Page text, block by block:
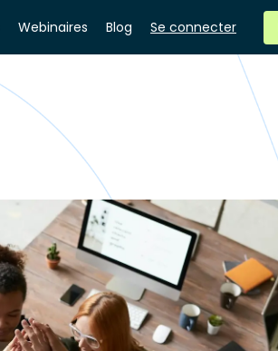
Webinaires Blog Se connecter